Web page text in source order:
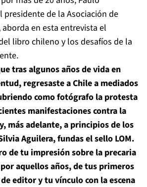
presidente de la Asociación de
en esta entrevista el
libro chileno y los desafíos de la
tras algunos años de vida en
regresaste a Chile a mediados
como fotógrafo la protesta
manifestaciones contra la
más adelante, a principios de los
Aguilera, fundas el sello LOM.
de tu impresión sobre la precaria
aquellos años, de tus primeros
editor y tu vínculo con la escena